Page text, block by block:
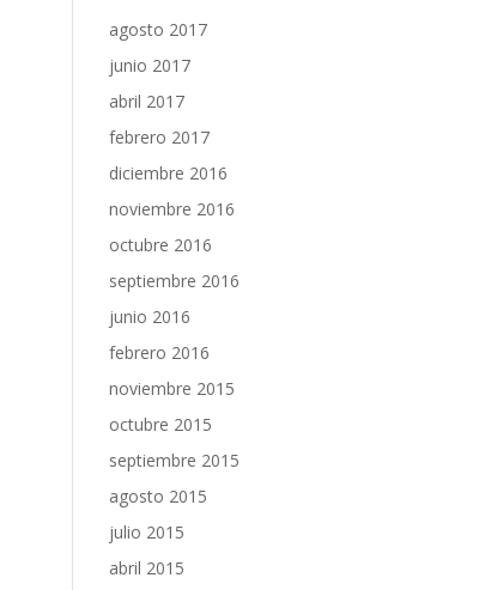
agosto 2017
junio 2017
abril 2017
febrero 2017
diciembre 2016
noviembre 2016
octubre 2016
septiembre 2016
junio 2016
febrero 2016
noviembre 2015
octubre 2015
septiembre 2015
agosto 2015
julio 2015
abril 2015